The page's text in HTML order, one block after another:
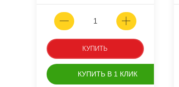
КУПИТЬ
КУПИТЬ В 1 КЛИК